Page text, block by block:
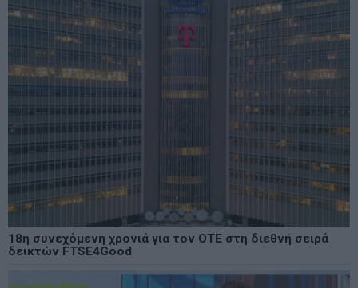
18η συνεχόμενη χρονιά για τον ΟΤΕ στη διεθνή σειρά
δεικτών FTSE4Good